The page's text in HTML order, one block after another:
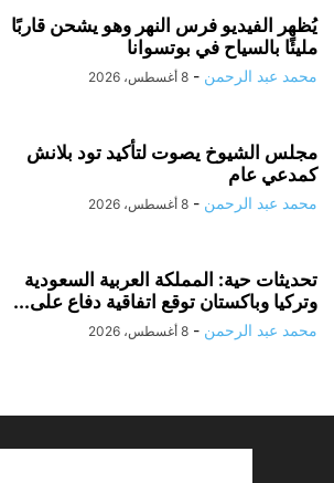
يُظهر الفيديو فرس النهر وهو يشحن قاربًا
مليئًا بالسياح في بوتسوانا
محمد عبد الرحمن - 8 أغسطس، 2026
مجلس الشيوخ يصوت لتأكيد تود بلانش
كمدعي عام
محمد عبد الرحمن - 8 أغسطس، 2026
تحديثات حية: المملكة العربية السعودية
وتركيا وباكستان توقع اتفاقية دفاع على...
محمد عبد الرحمن - 8 أغسطس، 2026